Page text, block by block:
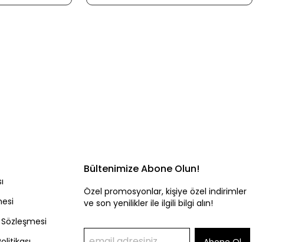
Bültenimize Abone Olun!
Özel promosyonlar, kişiye özel indirimler
ve son yenilikler ile ilgili bilgi alın!